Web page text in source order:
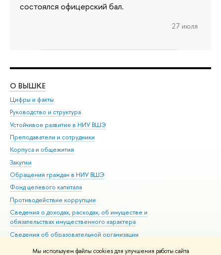
Мы используем файлы cookies для улучшения работы сайта
состоялся офицерский бал.
27 июля
О ВЫШКЕ
Цифры и факты
Руководство и структура
Устойчивое развитие в НИУ ВШЭ
Преподаватели и сотрудники
Корпуса и общежития
Закупки
Обращения граждан в НИУ ВШЭ
Фонд целевого капитала
Противодействие коррупции
Сведения о доходах, расходах, об имуществе и
обязательствах имущественного характера
Сведения об образовательной организации
Людям с ограниченными возможностями здоровья